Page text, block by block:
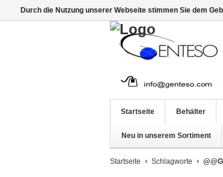
Startseite Behälter
Neu in unserem Sortiment
Startseite Schlagworte
Durch die Nutzung unserer Webseite stimmen Sie dem